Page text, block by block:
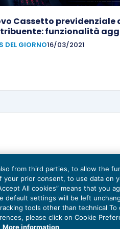
Cassetto previdenziale
funzionalità
DEL GIORNO16/03/2021
from third parties, to allow the
your prior consent, to use data on
All cookies” means that you
default settings will be left
tools other than technical
please click on Cookie
More information